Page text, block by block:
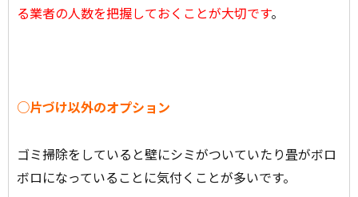
る業者の人数を把握しておくことが大切です。
○片づけ以外のオプション
ゴミ掃除をしていると壁にシミがついていたり畳がボロ
ボロになっていることに気付くことが多いです。